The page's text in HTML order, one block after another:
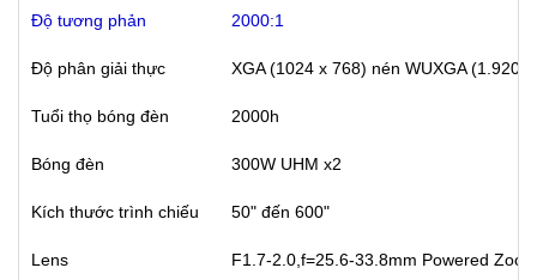
Độ tương phản 2000:1
Độ phân giải thực XGA (1024 x 768) nén WUXGA (1.920
Tuổi thọ bóng đèn 2000h
Bóng đèn 300W UHM x2
Kích thước trình chiếu 50" đến 600"
Lens F1.7-2.0,f=25.6-33.8mm Powered